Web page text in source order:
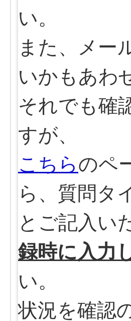
い。
また、メー
いかもあわ
それでも確
すが、
こちらのペ
ら、質問タ
とご記入い
録時に入力
い。
状況を確認